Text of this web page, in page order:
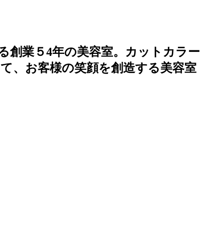
4年の美容室。カットカラー
、お客様の笑顔を創造する美容室